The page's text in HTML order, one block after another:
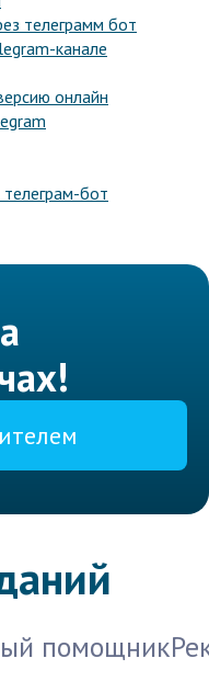
телеграмм бот
канале
онлайн
бот
помощник